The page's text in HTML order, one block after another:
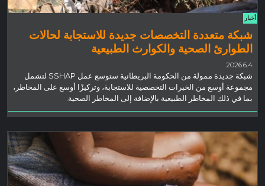
أخبار
شبكة متعددة التخصصات جديدة للاستجابة لحالات
الطوارئ الصحية والكوارث الطبيعية
2026.6.4
شبكة جديدة ممولة من الحكومة البريطانية ستوسع عمل SSHAP لتشمل
مجموعة أوسع من الخبرات التخصصية للاستجابة، وتركيزًا أوسع على المخاطر،
بما في ذلك المخاطر الطبيعية بالإضافة إلى المخاطر الصحية.